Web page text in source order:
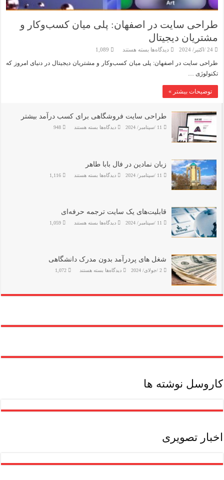
طراحی سایت در اصفهان: پلی میان کسب‌وکار و
مشتریان دیجیتال
24 /اکتبر/ 2024 دیدگاه‌ها برای
سایت
دیجیتال
بسته هستند 1,089
طراحی سایت در اصفهان: پلی میان کسب‌وکار و مشتریان دیجیتال در دنیای امروز که
تکنولوژی …
توضیحات بیشتر »
طراحی سایت فروشگاهی برای کسب درآمد بیشتر
11 /سپتامبر/ 2024 دیدگاه‌ها برای
درآمد
بیشتر
بسته هستند 948
زبان نمادین در فال بابا طاهر
11 /سپتامبر/ 2024 دیدگاه‌ها برای
طاهر
بسته هستند 1,116
قابلیت‌های یک سایت ترجمه حرفه‌ای
11 /سپتامبر/ 2024 دیدگاه‌ها برای
بسته هستند 1,059
شغل های پردرآمد بدون مدرک دانشگاهی
2 /جولای/ 2024 دیدگاه‌ها برای
بدون
بسته هستند 1,072
کاروسل نوشته ها
اخبار تصویری